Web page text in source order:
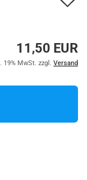
11,50 EUR
19% MwSt. zzgl. Versand